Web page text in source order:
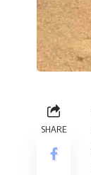
SHARE